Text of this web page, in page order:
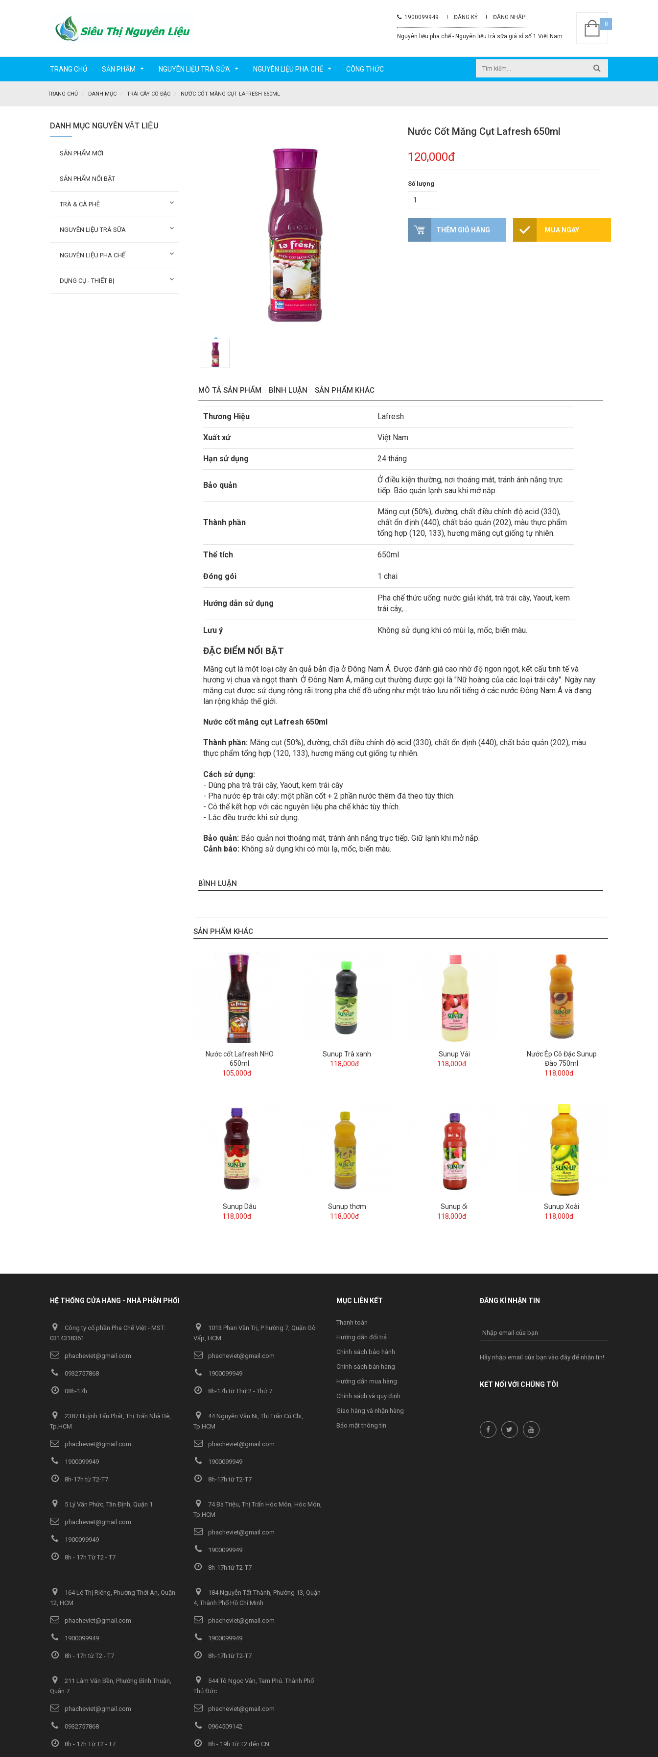
0
1900099949 ĐĂNG KÝ ĐĂNG NHẬP
Nguyên liệu pha chế - Nguyên liệu trà sữa giá sỉ số 1 Việt Nam.
TRANG CHỦ SẢN PHẨM NGUYÊN LIỆU TRÀ SỮA NGUYÊN LIỆU PHA CHẾ CÔNG THỨC
TRANG CHỦ DANH MỤC TRÁI CÂY CÔ ĐẶC NƯỚC CỐT MĂNG CỤT LAFRESH 650ML
DANH MỤC NGUYÊN VẬT LIỆU
SẢN PHẨM MỚI
SẢN PHẨM NỔI BẬT
TRÀ & CÀ PHÊ
NGUYÊN LIỆU TRÀ SỮA
NGUYÊN LIỆU PHA CHẾ
DỤNG CỤ - THIẾT BỊ
Nước Cốt Măng Cụt Lafresh 650ml
120,000đ
Số lượng
THÊM GIỎ HÀNG MUA NGAY
MÔ TẢ SẢN PHẨM BÌNH LUẬN SẢN PHẨM KHÁC
Thương Hiệu Lafresh
Xuất xứ Việt Nam
Hạn sử dụng 24 tháng
Bảo quản
Ở điều kiện thường, nơi thoáng mát, tránh ánh nắng trực
tiếp. Bảo quản lạnh sau khi mở nắp.
Thành phần
Măng cụt (50%), đường, chất điều chỉnh độ acid (330),
chất ổn định (440), chất bảo quản (202), màu thực phẩm
tổng hợp (120, 133), hương măng cụt giống tự nhiên.
Thể tích 650ml
Đóng gói 1 chai
Hướng dẫn sử dụng
Pha chế thức uống: nước giải khát, trà trái cây, Yaout, kem
trái cây,...
Lưu ý Không sử dụng khi có mùi lạ, mốc, biến màu.
ĐẶC ĐIỂM NỔI BẬT
Măng cụt là một loại cây ăn quả bản địa ở Đông Nam Á. Được đánh giá cao nhờ độ ngon ngọt, kết cấu tinh tế và
hương vị chua và ngọt thanh. Ở Đông Nam Á, măng cụt thường được gọi là "Nữ hoàng của các loại trái cây". Ngày nay
măng cụt được sử dụng rộng rãi trong pha chế đồ uống như một trào lưu nổi tiếng ở các nước Đông Nam Á và đang
lan rộng khắp thế giới.
Nước cốt măng cụt Lafresh 650ml
Thành phần: Măng cụt (50%), đường, chất điều chỉnh độ acid (330), chất ổn định (440), chất bảo quản (202), màu
thực phẩm tổng hợp (120, 133), hương măng cụt giống tự nhiên.
Cách sử dụng:
- Dùng pha trà trái cây, Yaout, kem trái cây
- Pha nước ép trái cây: một phần cốt + 2 phần nước thêm đá theo tùy thích.
- Có thể kết hợp với các nguyên liệu pha chế khác tùy thích.
- Lắc đều trước khi sử dụng.
Bảo quản: Bảo quản nơi thoáng mát, tránh ánh nắng trực tiếp. Giữ lạnh khi mở nắp.
Cảnh báo: Không sử dụng khi có mùi lạ, mốc, biến màu.
BÌNH LUẬN
SẢN PHẨM KHÁC
Nước cốt Lafresh NHO
650ml
105,000đ
Sunup Trà xanh
118,000đ
Sunup Vải
118,000đ
Nước Ép Cô Đặc Sunup
Đào 750ml
118,000đ
Sunup Dâu
118,000đ
Sunup thơm
118,000đ
Sunup ổi
118,000đ
Sunup Xoài
118,000đ
HỆ THỐNG CỬA HÀNG - NHÀ PHÂN PHỐI
Công ty cổ phần Pha Chế Việt - MST:
0314318361
phacheviet@gmail.com
0932757868
08h-17h
1013 Phan Văn Trị, P hường 7, Quận Gò
Vấp, HCM
phacheviet@gmail.com
1900099949
8h-17h từ Thứ 2 - Thứ 7
2387 Huỳnh Tấn Phát, Thị Trấn Nhà Bè,
Tp.HCM
phacheviet@gmail.com
1900099949
8h-17h từ T2-T7
44 Nguyễn Văn Ni, Thị Trấn Củ Chi,
Tp.HCM
phacheviet@gmail.com
1900099949
8h-17h từ T2-T7
5 Lý Văn Phức, Tân Định, Quận 1
phacheviet@gmail.com
1900099949
8h - 17h Từ T2 - T7
74 Bà Triệu, Thị Trấn Hóc Môn, Hóc Môn,
Tp.HCM
phacheviet@gmail.com
1900099949
8h-17h từ T2-T7
164 Lê Thị Riêng, Phường Thới An, Quận
12, HCM
phacheviet@gmail.com
1900099949
8h - 17h từ T2 - T7
184 Nguyễn Tất Thành, Phường 13, Quận
4, Thành Phố Hồ Chí Minh
phacheviet@gmail.com
1900099949
8h-17h từ T2-T7
211 Lâm Văn Bền, Phường Bình Thuận,
Quận 7
phacheviet@gmail.com
0932757868
8h - 17h Từ T2 - T7
544 Tô Ngọc Vân, Tam Phú. Thành Phố
Thủ Đức
phacheviet@gmail.com
0964509142
8h - 19h Từ T2 đến CN
MỤC LIÊN KẾT
Thanh toán
Hướng dẫn đổi trả
Chính sách bảo hành
Chính sách bán hàng
Hướng dẫn mua hàng
Chính sách và quy định
Giao hàng và nhận hàng
Bảo mật thông tin
ĐĂNG KÍ NHẬN TIN
Nhập email của bạn
Hãy nhập email của bạn vào đây để nhận tin!
KẾT NỐI VỚI CHÚNG TÔI